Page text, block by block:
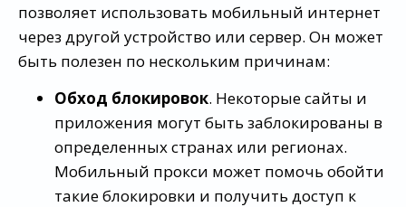
позволяет использовать мобильный интернет
через другой устройство или сервер. Он может
быть полезен по нескольким причинам:
Обход блокировок. Некоторые сайты и
приложения могут быть заблокированы в
определенных странах или регионах.
Мобильный прокси может помочь обойти
такие блокировки и получить доступ к